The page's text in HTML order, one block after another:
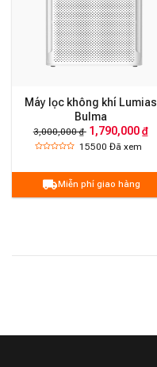
Máy lọc không khí Lumias
Bulma
3,000,000 ₫ 1,790,000 ₫
15500Đã xem
Miễn phí giao hàng